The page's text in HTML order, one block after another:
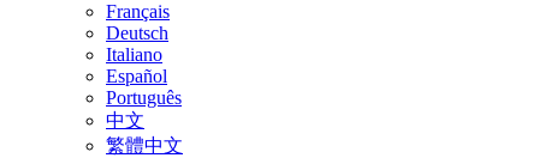
Français
Deutsch
Italiano
Español
Português
中文
繁體中文